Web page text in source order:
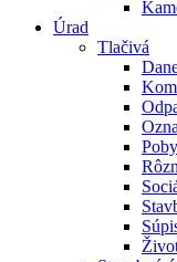
Úrad
Tlačivá